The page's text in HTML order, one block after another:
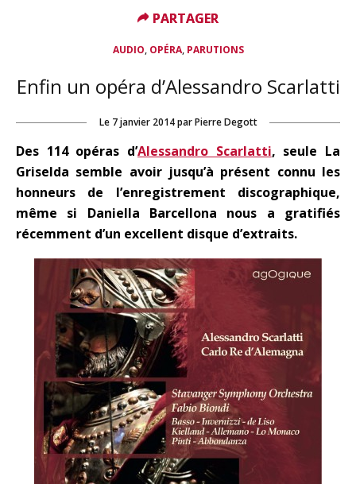
AUDIO, OPÉRA, PARUTIONS
Enfin un opéra d’Alessandro Scarlatti
Le 7 janvier 2014 par Pierre Degott
Des 114 opéras d’Alessandro Scarlatti, seule La
Griselda semble avoir jusqu’à présent connu les
honneurs de l’enregistrement discographique,
même si Daniella Barcellona nous a gratifiés
récemment d’un excellent disque d’extraits.
PARTAGER
PARTAGER